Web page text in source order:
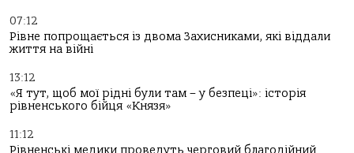
07:12
Рівне попрощається із двома Захисниками, які віддали
життя на війні
13:12
«Я тут, щоб мої рідні були там – у безпеці»: історія
рівненського бійця «Князя»
11:12
Рівненські медики проведуть черговий благодійний